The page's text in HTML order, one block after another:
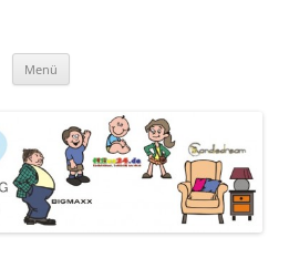
Produkte
Menü